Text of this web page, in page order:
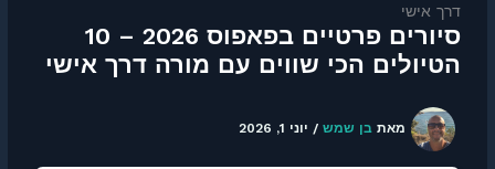
סיורים פרטיים בפאפוס 2026 – 10
הכי שווים עם מורה דרך אישי
מאתבן שמש/יוני 1, 2026